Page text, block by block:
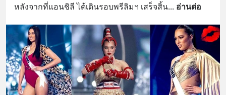
หลังจากที่แอนชิลี ได้เดินรอบพรีลิมฯ เสร็จสิ้น... อ่านต่อ